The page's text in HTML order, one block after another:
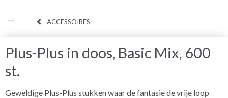
ACCESSOIRES
Plus-Plus in doos, Basic Mix, 600
st.
Geweldige Plus-Plus stukken waar de fantasie de vrije loop